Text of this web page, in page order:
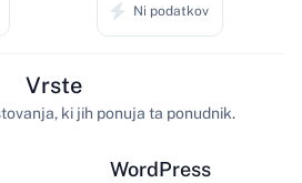
Ni podatkov
Vrste
ki jih ponuja ta ponudnik.
WordPress